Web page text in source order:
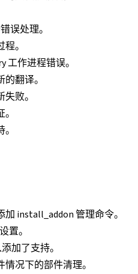
误处理。
。
工作进程错误。
翻译。
败。
install_addon 管理命令。
设置。
加了支持。
况下的部件清理。